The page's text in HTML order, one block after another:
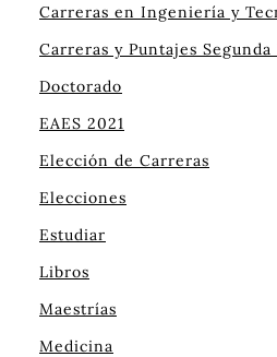
Carreras en Ingeniería y
Carreras y Puntajes
Doctorado
EAES 2021
Elección de Carreras
Elecciones
Estudiar
Libros
Maestrías
Medicina